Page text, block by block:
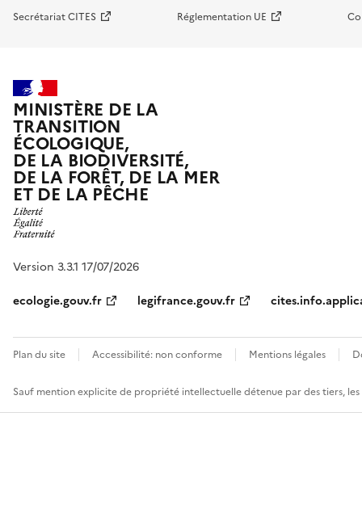
Secrétariat CITES Réglementation UE
MINISTÈRE DE LA
TRANSITION
ÉCOLOGIQUE,
DE LA BIODIVERSITÉ,
DE LA FORÊT, DE LA MER
ET DE LA PÊCHE
Version 3.3.1 17/07/2026
ecologie.gouv.fr
legifrance.gouv.fr
Plan du site Accessibilité: non conforme Mentions légales
Sauf mention explicite de propriété intellectuelle détenue par des tiers,